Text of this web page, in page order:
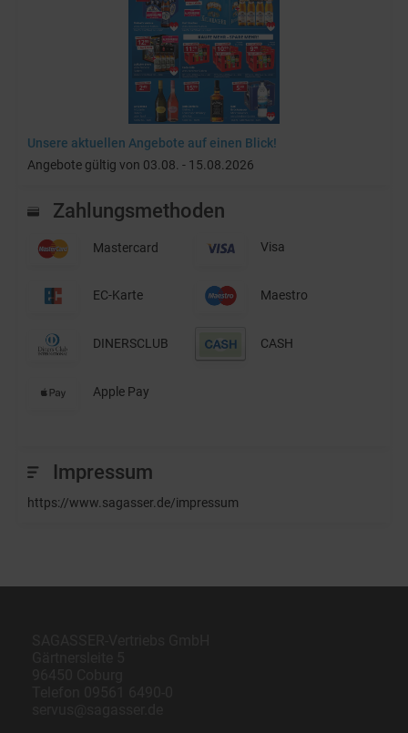
Unsere aktuellen Angebote auf einen Blick!
Angebote gültig von 03.08. - 15.08.2026
Zahlungsmethoden
Mastercard Visa
EC-Karte Maestro
DINERSCLUB CASH
Apple Pay
Impressum
https://www.sagasser.de/impressum